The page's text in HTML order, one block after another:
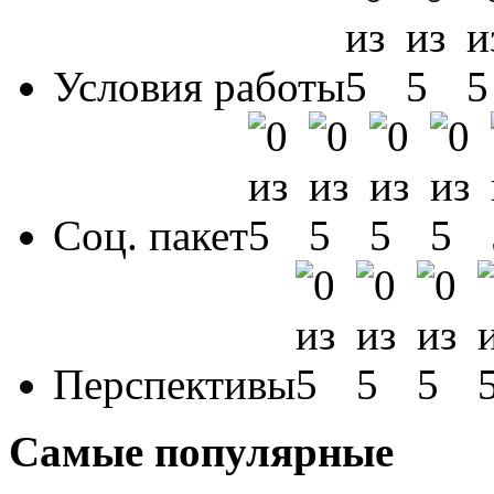
Условия работы
Соц. пакет
Перспективы
Самые популярные